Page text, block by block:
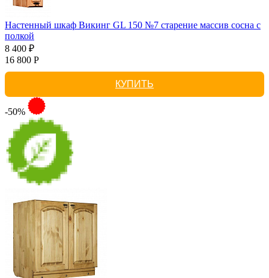
Настенный шкаф Викинг GL 150 №7 старение массив сосна с
полкой
8 400 ₽
16 800 Р
КУПИТЬ
-50%